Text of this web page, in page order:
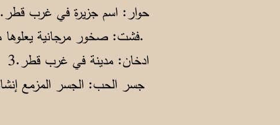
حوار: اسم جزيرة في غرب قطر.1
فشت: صخور مرجانية يعلوها ماء ضحل (خليجية)2.
ادخان: مدينة في غرب قطر.3
جسر الحب: الجسر المزمع إنشاؤه بين البحرين وقطر.4